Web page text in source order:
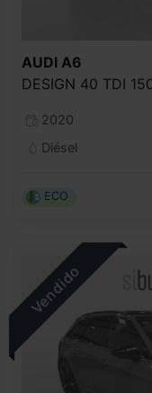
AUDI A6
DESIGN 40 TDI
2020
Diésel
ECO